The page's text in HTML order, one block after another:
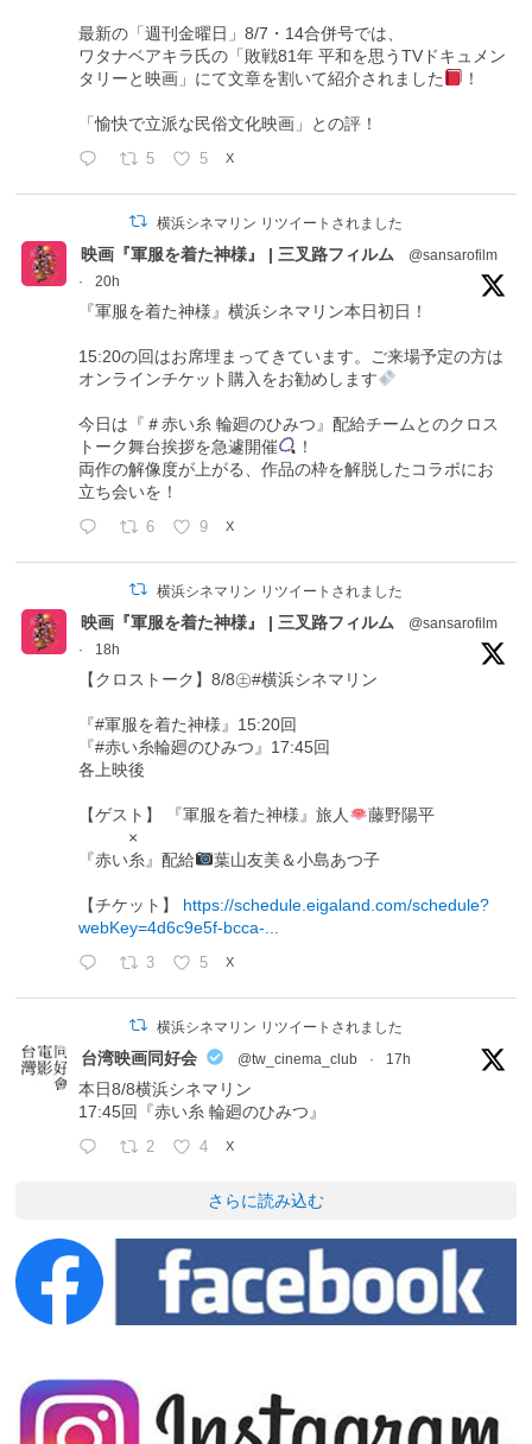
最新の「週刊金曜日」8/7・14合併号では、
ワタナベアキラ氏の「敗戦81年 平和を思うTVドキュメン
タリーと映画」にて文章を割いて紹介されました
！
「愉快で立派な民俗文化映画」との評！
5 5 X
横浜シネマリン リツイートされました
映画『軍服を着た神様』 | 三叉路フィルム
@sansarofilm
·
20h
『軍服を着た神様』横浜シネマリン本日初日！
15:20の回はお席埋まってきています。ご来場予定の方は
オンラインチケット購入をお勧めします
今日は『＃赤い糸 輪廻のひみつ』配給チームとのクロス
トーク舞台挨拶を急遽開催
！
両作の解像度が上がる、作品の枠を解脱したコラボにお
立ち会いを！
6 9 X
横浜シネマリン リツイートされました
映画『軍服を着た神様』 | 三叉路フィルム
@sansarofilm
·
18h
【クロストーク】8/8㊏#横浜シネマリン
『#軍服を着た神様』15:20回
『#赤い糸輪廻のひみつ』17:45回
各上映後
【ゲスト】 『軍服を着た神様』旅人
藤野陽平
×
『赤い糸』配給
葉山友美＆小島あつ子
【チケット】 https://schedule.eigaland.com/schedule?
webKey=4d6c9e5f-bcca-...
3 5 X
横浜シネマリン リツイートされました
台湾映画同好会 @tw_cinema_club · 17h
本日8/8横浜シネマリン
17:45回『赤い糸 輪廻のひみつ』
2 4 X
さらに読み込む